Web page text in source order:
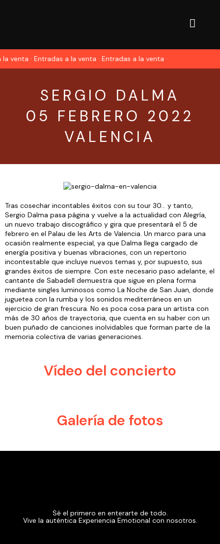
venta · Entradas a la venta · Entradas a la venta ·
SERGIO DALMA
05 FEBRERO 2022
VALENCIA
Tras cosechar incontables éxitos con su tour 30… y tanto,
Sergio Dalma pasa página y vuelve a la actualidad con Alegría,
un nuevo trabajo discográfico y gira que presentará el 5 de
febrero en el Palau de les Arts de Valencia. Un marco para una
ocasión realmente especial, ya que Dalma llega cargado de
energía positiva y buenas vibraciones, con un repertorio
incontestable que incluye nuevos temas y, por supuesto, sus
grandes éxitos de siempre. Con este necesario paso adelante, el
cantante de Sabadell demuestra que sigue en plena forma
mediante singles luminosos como La Noche de San Juan, donde
juguetea con la rumba y los sonidos mediterráneos en un
ejercicio de gran frescura. No es poca cosa para un artista con
más de 30 años de trayectoria, que cuenta en su haber con un
buen puñado de canciones inolvidables que forman parte de la
memoria colectiva de varias generaciones.
Vídeo del concierto
Galería de fotos
Sé el primero en enterarte de todo.
Vive la auténtica Experiencia Emotional con nosotros.